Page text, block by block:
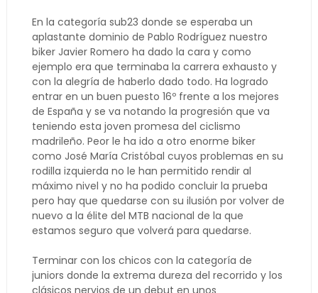
En la categoría sub23 donde se esperaba un
aplastante dominio de Pablo Rodríguez nuestro
biker Javier Romero ha dado la cara y como
ejemplo era que terminaba la carrera exhausto y
con la alegría de haberlo dado todo. Ha logrado
entrar en un buen puesto 16º frente a los mejores
de España y se va notando la progresión que va
teniendo esta joven promesa del ciclismo
madrileño. Peor le ha ido a otro enorme biker
como José María Cristóbal cuyos problemas en su
rodilla izquierda no le han permitido rendir al
máximo nivel y no ha podido concluir la prueba
pero hay que quedarse con su ilusión por volver de
nuevo a la élite del MTB nacional de la que
estamos seguro que volverá para quedarse.
Terminar con los chicos con la categoría de
juniors donde la extrema dureza del recorrido y los
clásicos nervios de un debut en unos